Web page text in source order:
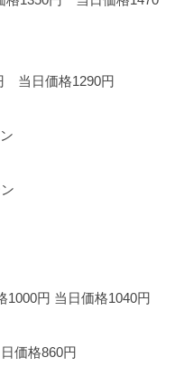
日価格1290円
円 当日価格1040円
価格860円